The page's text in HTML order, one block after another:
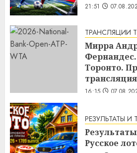
21:51
ТРАНСЛЯЦИИ
Мирра
Фернандес.
Торонто.
трансляция
16:15
РЕЗУЛЬТАТЫ
Русское